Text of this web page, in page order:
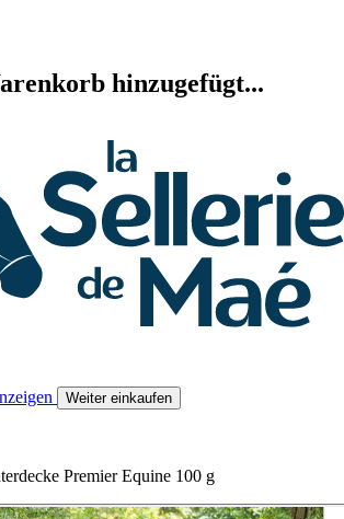
hinzugefügt...
Weiter einkaufen
Premier Equine 100 g